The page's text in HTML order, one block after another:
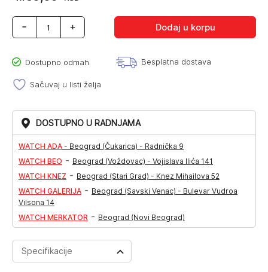
La
Petite
PS05ASF69
količina
Dodaj u korpu
Dostupno odmah Besplatna dostava
Sačuvaj u listi želja
DOSTUPNO U RADNJAMA
WATCH ADA - Beograd (Čukarica) - Radnička 9
WATCH BEO - Beograd (Voždovac) - Vojislava Ilića 141
WATCH KNEZ - Beograd (Stari Grad) - Knez Mihailova 52
WATCH GALERIJA - Beograd (Savski Venac) - Bulevar Vudroa
Vilsona 14
WATCH MERKATOR - Beograd (Novi Beograd)
Specifikacije